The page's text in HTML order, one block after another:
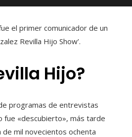
el primer comunicador de un
Revilla Hijo Show’.
Hijo?
programas de entrevistas
fue «descubierto», más tarde
mil novecientos ochenta